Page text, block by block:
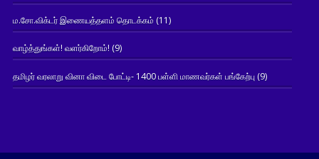
ம.சோ.விக்டர் இணையத்தளம் தொடக்கம் (11)
வாழ்த்துங்கள்! வளர்கிறோம்! (9)
தமிழர் வரலாறு வினா விடை போட்டி- 1400 பள்ளி மாணவர்கள் பங்கேற்பு(9)